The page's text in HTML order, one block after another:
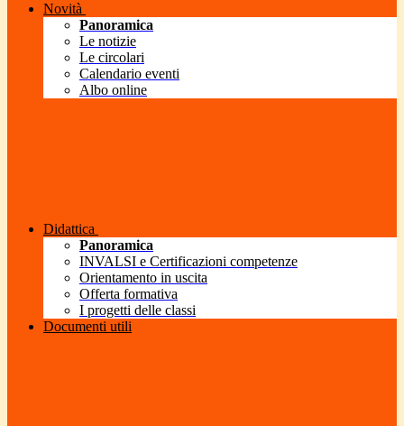
Novità
Panoramica
Le notizie
Le circolari
Calendario eventi
Albo online
Didattica
Panoramica
INVALSI e Certificazioni competenze
Orientamento in uscita
Offerta formativa
I progetti delle classi
Documenti utili